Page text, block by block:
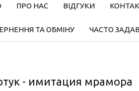
ПРО НАС ВІДГУКИ
ТА ОБМІНУ ЧАСТО
- имитация мрамора